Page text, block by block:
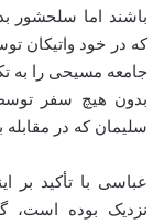
باشند اما سلحشور
که در خود واتیکان
جامعه مسیحی را به
بدون هیچ سفر
سلیمان که در
عباسی با تأکید
نزدیک بوده است،